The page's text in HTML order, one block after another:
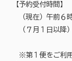
【予約受付時間】
（現在）午前６
（７月１日以降
※第１便をご利用